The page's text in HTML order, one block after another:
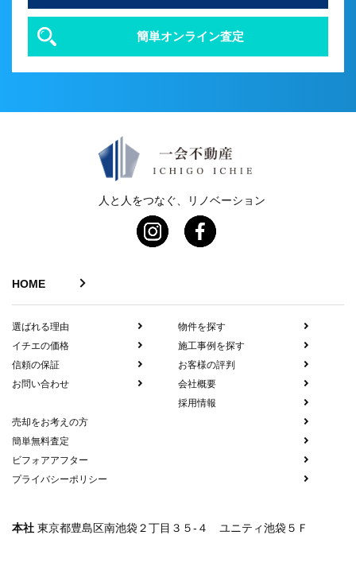
簡単オンライン査定
人と人をつなぐ、リノベーション
HOME
選ばれる理由
イチエの価格
信頼の保証
お問い合わせ
物件を探す
施工事例を探す
お客様の評判
会社概要
採用情報
売却をお考えの方
簡単無料査定
ビフォアアフター
プライバシーポリシー
本社 東京都豊島区南池袋２丁目３５-４ ユニティ池袋５Ｆ